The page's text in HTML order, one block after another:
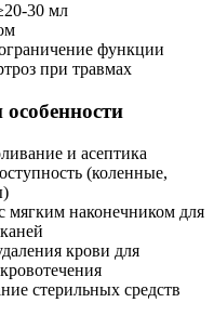
30 мл
функции
при травмах
и асептика
(коленные,
мягким наконечником для
крови для
стерильных средств